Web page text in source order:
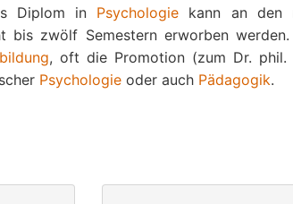
Diplom in Psychologie kann an den
bis zwölf Semestern erworben
, oft die Promotion (zum Dr. phil.
Psychologie oder auch Pädagogik.